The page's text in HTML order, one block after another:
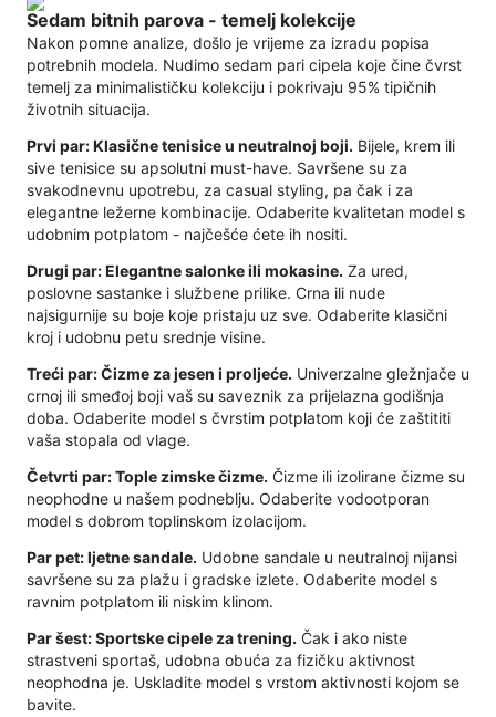
Sedam bitnih parova - temelj kolekcije
Nakon pomne analize, došlo je vrijeme za izradu popisa
potrebnih modela. Nudimo sedam pari cipela koje čine čvrst
temelj za minimalističku kolekciju i pokrivaju 95% tipičnih
životnih situacija.
Prvi par: Klasične tenisice u neutralnoj boji. Bijele, krem ​​ili
sive tenisice su apsolutni must-have. Savršene su za
svakodnevnu upotrebu, za casual styling, pa čak i za
elegantne ležerne kombinacije. Odaberite kvalitetan model s
udobnim potplatom - najčešće ćete ih nositi.
Drugi par: Elegantne salonke ili mokasine. Za ured,
poslovne sastanke i službene prilike. Crna ili nude
najsigurnije su boje koje pristaju uz sve. Odaberite klasični
kroj i udobnu petu srednje visine.
Treći par: Čizme za jesen i proljeće. Univerzalne gležnjače u
crnoj ili smeđoj boji vaš su saveznik za prijelazna godišnja
doba. Odaberite model s čvrstim potplatom koji će zaštititi
vaša stopala od vlage.
Četvrti par: Tople zimske čizme. Čizme ili izolirane čizme su
neophodne u našem podneblju. Odaberite vodootporan
model s dobrom toplinskom izolacijom.
Par pet: ljetne sandale. Udobne sandale u neutralnoj nijansi
savršene su za plažu i gradske izlete. Odaberite model s
ravnim potplatom ili niskim klinom.
Par šest: Sportske cipele za trening. Čak i ako niste
strastveni sportaš, udobna obuća za fizičku aktivnost
neophodna je. Uskladite model s vrstom aktivnosti kojom se
bavite.